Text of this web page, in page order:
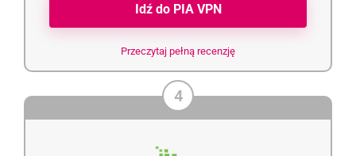
Idź do PIA VPN
Przeczytaj pełną recenzję
4